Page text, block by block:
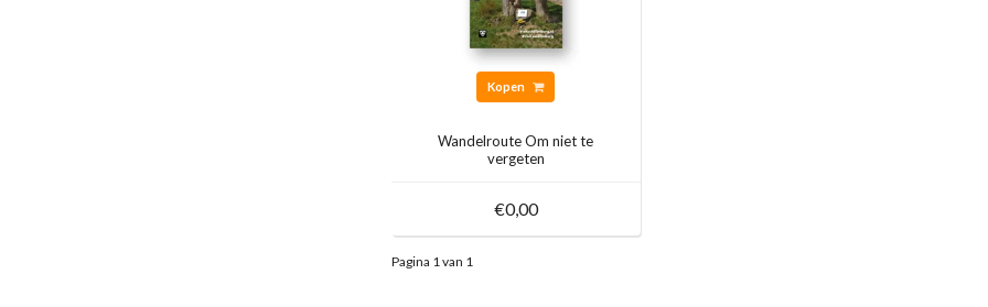
Kopen
Wandelroute Om niet te
vergeten
€0,00
Pagina 1 van 1